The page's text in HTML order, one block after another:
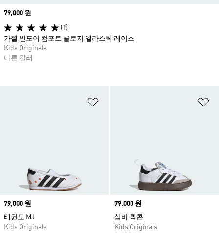
Price
79,000 원
태권도 MJ
Kids Originals
Price
79,000 원
삼바 퀵콘
Kids Originals
Price
79,000 원
(1)
가젤 인도어 컴포트 클로저 엘라스틱 레이스
Kids Originals
다른 컬러